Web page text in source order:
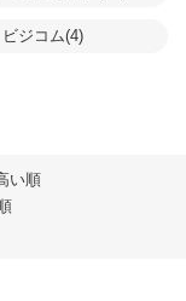
ビジコム(4)
い順